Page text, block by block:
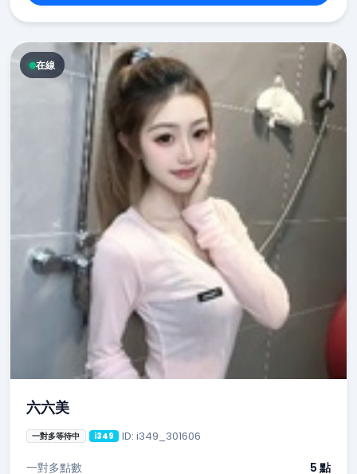
在線
六六美
一對多等待中 i349 ID: i349_301606
一對多點數
5 點